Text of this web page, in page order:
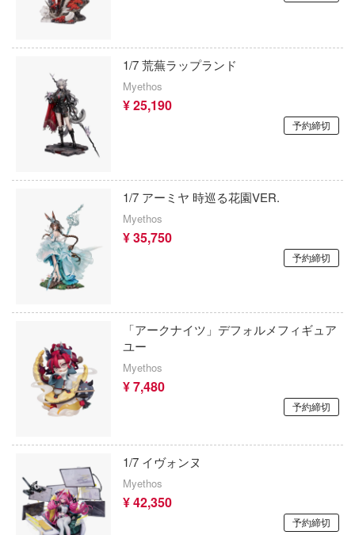
1/7 荒蕪ラップランド
Myethos
¥ 25,190
予約締切
1/7 アーミヤ 時巡る花園VER.
Myethos
¥ 35,750
予約締切
「アークナイツ」デフォルメフィギュア
ユー
Myethos
¥ 7,480
予約締切
1/7 イヴォンヌ
Myethos
¥ 42,350
予約締切
食戟のソーマ
ストライク・ザ・ブラッド
スマーフ
ストリートファイターシリーズ
スター・トレック
SPY×FAMILY(スパイファミリー)
ダンバイン
ゾーンゼロ
にも穴はある！
おとこのこ
フリーレン
ク・ザ・ヘッジホッグ
ート・オンライン
兵ボトムズ
せ替え人形(ビスク・ドール)は恋をす
大冒険
ン・イン・ザ・フランキス